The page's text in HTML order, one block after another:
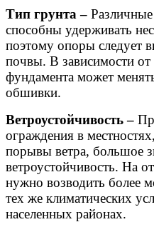
Тип грунта –
способны удерживать
поэтому опоры следует
почвы. В зависимости
фундамента может
обшивки.
Ветроустойчивость –
ограждения в
порывы ветра, большое
ветроустойчивость. На
нужно возводить более
тех же климатических
населенных районах.